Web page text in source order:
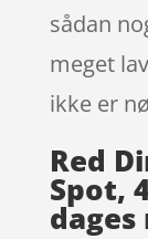
sådan
meget
ikke er
Red
Spot,